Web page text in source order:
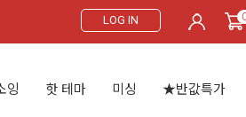
LOG IN
잉 핫 테마 미싱 ★반값특가